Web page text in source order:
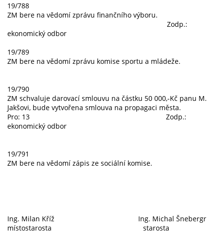
19/788
ZM bere na vědomí zprávu finančního výboru.
Zodp.:
ekonomický odbor
19/789
ZM bere na vědomí zprávu komise sportu a mládeže.
19/790
ZM schvaluje darovací smlouvu na částku 50 000,-Kč panu M.
Jakšovi, bude vytvořena smlouva na propagaci města.
Pro: 13 Zodp.:
ekonomický odbor
19/791
ZM bere na vědomí zápis ze sociální komise.
Ing. Milan Kříž Ing. Michal Šnebergr
místostarosta starosta